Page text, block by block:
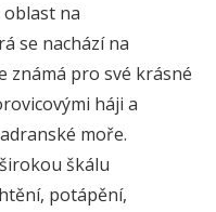
na
se nachází na
známá pro své krásné
háji a
moře.
škálu
potápění,